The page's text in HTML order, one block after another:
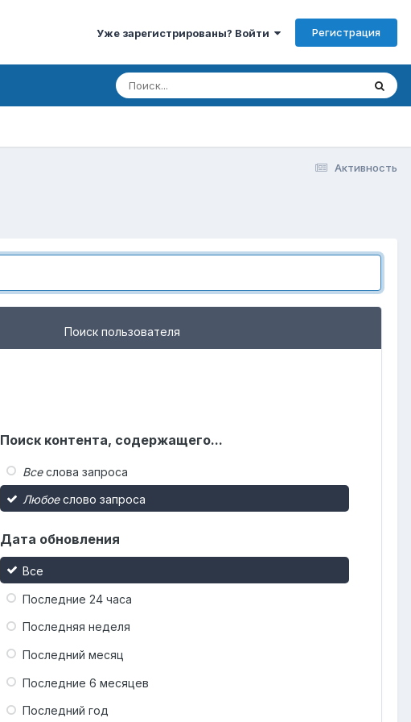
Уже зарегистрированы? Войти Регистрация
Активность
Поиск пользователя
Поиск контента, содержащего...
Всеслова запроса
Любоеслово запроса
Дата обновления
Все
Последние 24 часа
Последняя неделя
Последний месяц
Последние 6 месяцев
Последний год